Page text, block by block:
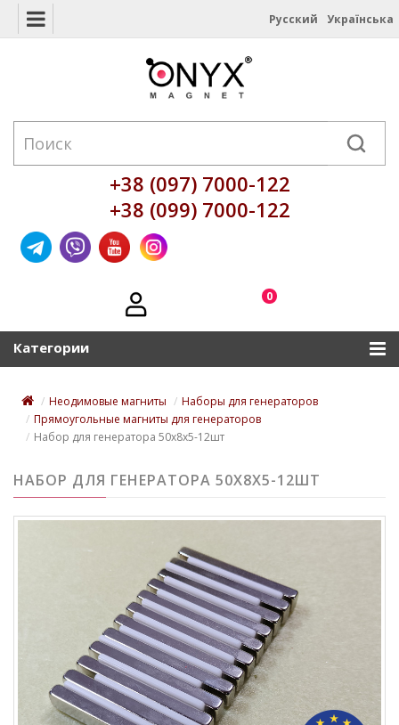
Русский Українська
+38 (097) 7000-122
+38 (099) 7000-122
0
Категории
Неодимовые магниты
Наборы для генераторов
Прямоугольные магниты для генераторов
Набор для генератора 50х8х5-12шт
НАБОР ДЛЯ ГЕНЕРАТОРА 50Х8Х5-12ШТ